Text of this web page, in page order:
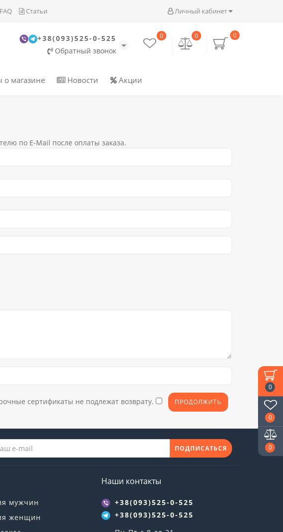
0
0
0
Личный кабинет
FAQ Статьи
+38(093)525-0-525
Обратный звонок
0
0
0
о магазине Новости Акции
по E-Mail после оплаты заказа.
сертификаты не подлежат возврату.
ПОДПИСАТЬСЯ
мужчин
женщин
Наши контакты
+38(093)525-0-525
+38(093)525-0-525